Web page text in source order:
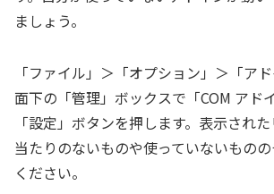
ましょう。
「ファイル」＞「オプション」＞「ア
面下の「管理」ボックスで「COM アド
「設定」ボタンを押します。表示され
当たりのないものや使っていないもの
ください。